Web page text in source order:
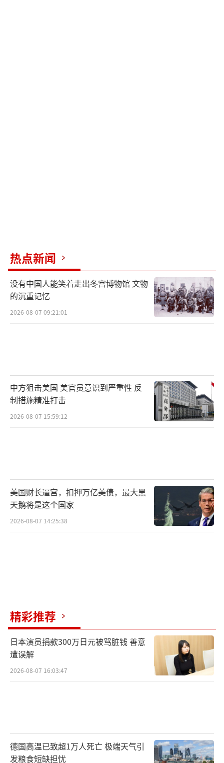
热点新闻
没有中国人能笑着走出冬宫博物馆 文物
的沉重记忆
2026-08-07 09:21:01
中方狙击美国 美官员意识到严重性 反
制措施精准打击
2026-08-07 15:59:12
美国财长逼宫，扣押万亿美债，最大黑
天鹅将是这个国家
2026-08-07 14:25:38
精彩推荐
日本演员捐款300万日元被骂脏钱 善意
遭误解
2026-08-07 16:03:47
德国高温已致超1万人死亡 极端天气引
发粮食短缺担忧